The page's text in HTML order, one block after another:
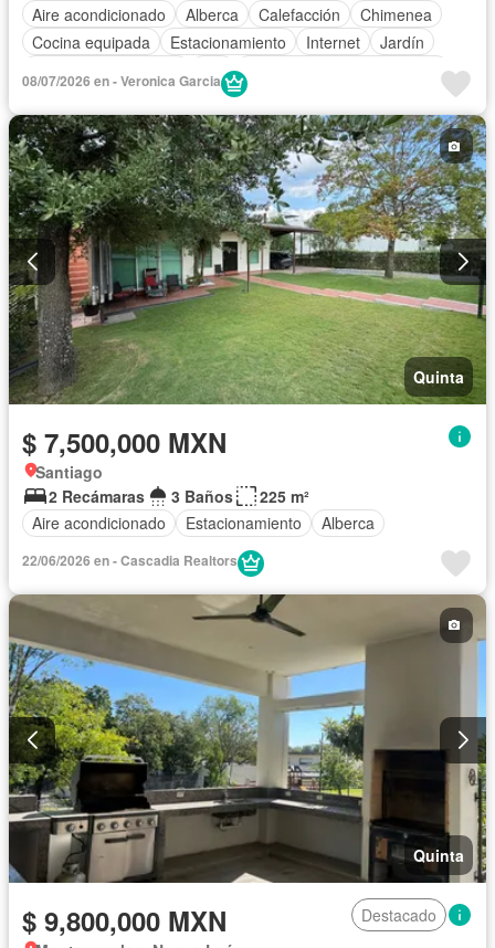
Aire acondicionado
Alberca Calefacción
Chimenea
Cocina equipada
Estacionamiento Internet
Jardín
Wifi
08/07/2026 en - Veronica Garcia
Quinta
$ 7,500,000 MXN
Santiago
2 Recámaras
3 Baños
225 m²
Aire acondicionado
Estacionamiento Alberca
22/06/2026 en - Cascadia Realtors
Quinta
$ 9,800,000 MXN
Destacado